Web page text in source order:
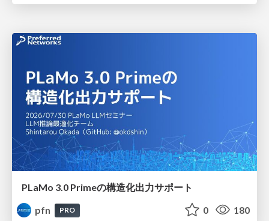
PLaMo 3.0 Primeの構造化出力サポート
pfn
PRO 0 180